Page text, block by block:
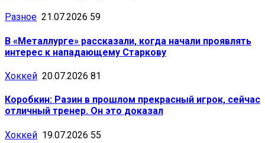
Разное 21.07.2026 59
В «Металлурге» рассказали, когда начали проявлять
интерес к нападающему Старкову
Хоккей 20.07.2026 81
Коробкин: Разин в прошлом прекрасный игрок, сейчас
отличный тренер. Он это доказал
Хоккей 19.07.2026 55